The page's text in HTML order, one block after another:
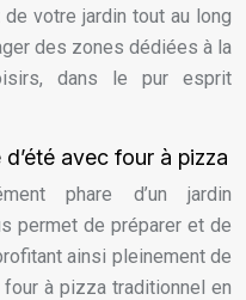
votre jardin tout au long
des zones dédiées à la
dans le pur esprit
avec four à pizza
phare d’un jardin
permet de préparer et de
ainsi pleinement de
four à pizza traditionnel en